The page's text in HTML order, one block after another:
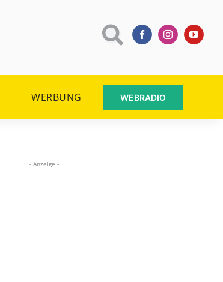
WERBUNG WEBRADIO
- Anzeige -